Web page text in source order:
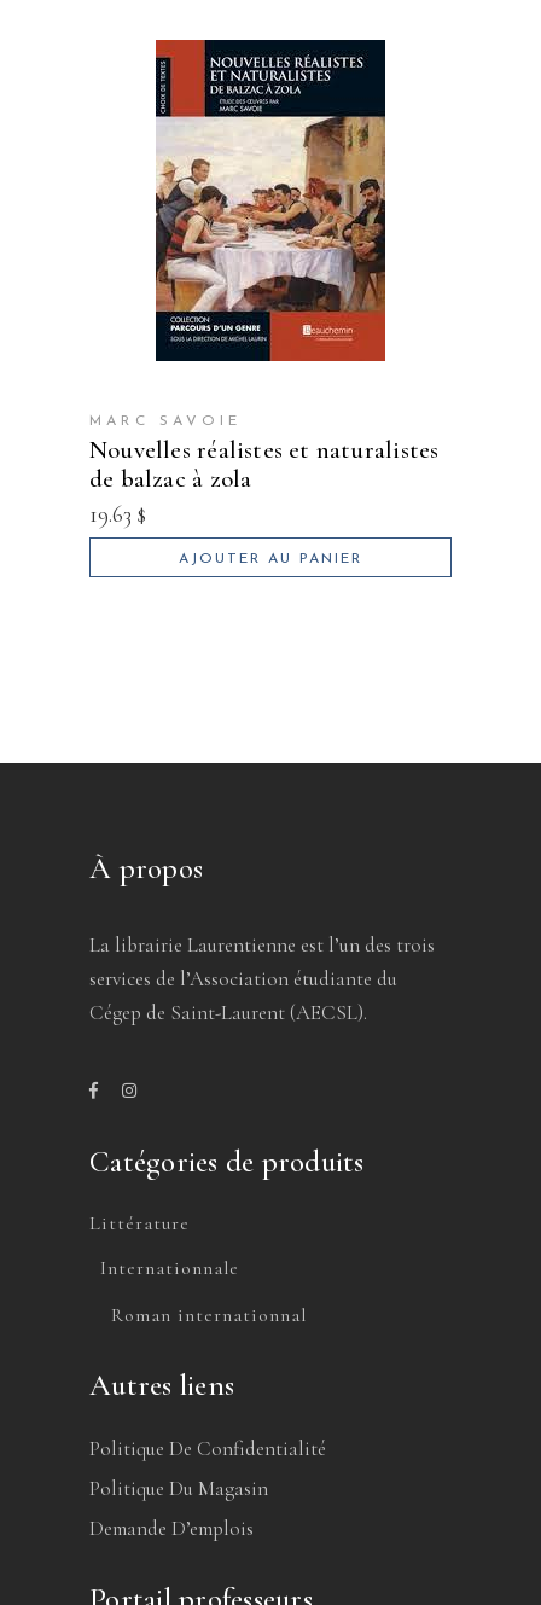
MARC SAVOIE
nouvelles réalistes et naturalistes
de balzac à zola
19.63 $
AJOUTER AU PANIER
À propos
La librairie Laurentienne est l’un des trois
services de l’Association étudiante du
Cégep de Saint-Laurent (AECSL).
Catégories de produits
Littérature
Internationnale
Roman internationnal
Autres liens
Politique De Confidentialité
Politique Du Magasin
Demande D’emplois